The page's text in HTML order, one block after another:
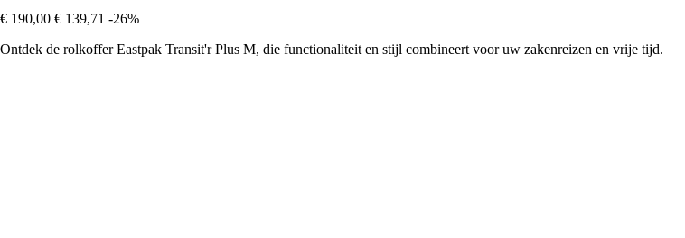
€ 190,00 € 139,71 -26%
Ontdek de rolkoffer Eastpak Transit'r Plus M, die functionaliteit en stijl combineert voor uw zakenreizen en vrije tijd.